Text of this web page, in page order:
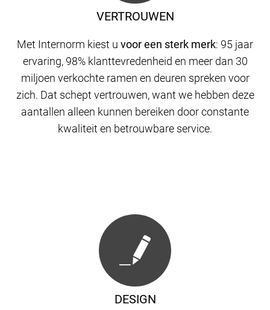
VERTROUWEN
Met Internorm kiest u voor een sterk merk: 95 jaar
ervaring, 98% klanttevredenheid en meer dan 30
miljoen verkochte ramen en deuren spreken voor
zich. Dat schept vertrouwen, want we hebben deze
aantallen alleen kunnen bereiken door constante
kwaliteit en betrouwbare service.
DESIGN